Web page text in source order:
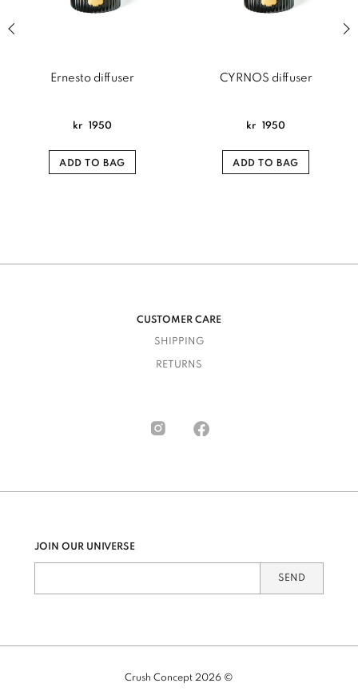
slide of related products slider
Ernesto diffuser
kr 1950
ADD TO BAG
CYRNOS diffuser
kr 1950
ADD TO BAG
CUSTOMER CARE
SHIPPING
RETURNS
JOIN OUR UNIVERSE
SEND
Crush Concept 2026 ©